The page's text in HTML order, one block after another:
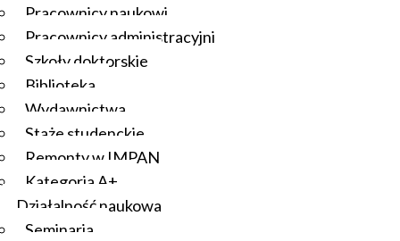
Pracownicy naukowi
Pracownicy administracyjni
Szkoły doktorskie
Biblioteka
Wydawnictwa
Staże studenckie
Remonty w IMPAN
Kategoria A+
Działalność naukowa
Seminaria